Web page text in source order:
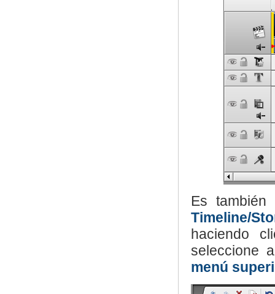
Es
Timeline/
haciendo
seleccione
menú